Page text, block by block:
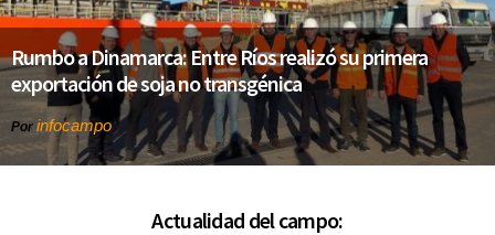
Rumbo a Dinamarca: Entre Ríos realizó su primera
exportación de soja no transgénica
Por infocampo
Actualidad del campo: